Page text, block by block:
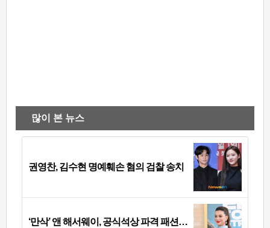
많이 본 뉴스
권영찬, 김수현 명예훼손 혐의 검찰 송치
‘만삭’ 앤 해서웨이, 공식석상 파격 패션…